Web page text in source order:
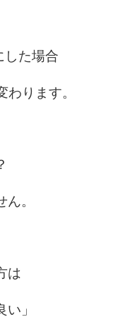
た場合
わります。
。
は
」